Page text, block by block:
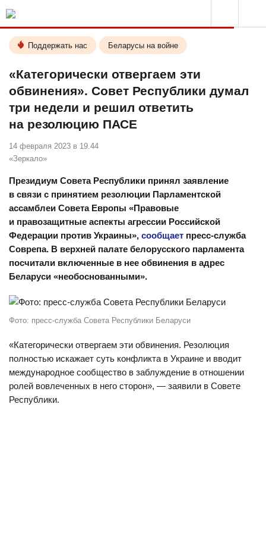
Поддержать нас Беларусы на войне
«Категорически отвергаем эти
обвинения». Совет Республики думал
три недели и решил ответить
на резолюцию ПАСЕ
14 февраля 2023 в 19.44
«Зеркало»
Президиум Совета Республики принял заявление
в связи с принятием резолюции Парламентской
ассамблеи Совета Европы «Правовые
и правозащитные аспекты агрессии Российской
Федерации против Украины», сообщает пресс-служба
Соврепа. В верхней палате белорусского парламента
посчитали включенные в нее обвинения в адрес
Беларуси «необоснованными».
Фото: пресс-служба Совета Республики Беларуси
«Категорически отвергаем эти обвинения. Резолюция
полностью искажает суть конфликта в Украине и вводит
международное сообщество в заблуждение в отношении
ролей вовлеченных в него сторон», — заявили в Совете
Республики.